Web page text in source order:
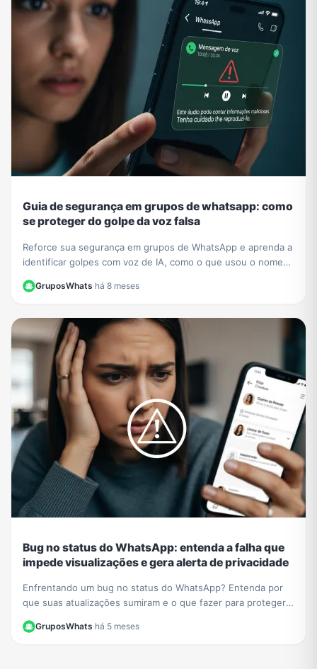
Guia de segurança em grupos de whatsapp: como
se proteger do golpe da voz falsa
Reforce sua segurança em grupos de WhatsApp e aprenda a
identificar golpes com voz de IA, como o que usou o nome
GruposWhats·há 8 meses
Bug no status do WhatsApp: entenda a falha que
impede visualizações e gera alerta de privacidade
Enfrentando um bug no status do WhatsApp? Entenda por
que suas atualizações sumiram e o que fazer para proteger
GruposWhats·há 5 meses